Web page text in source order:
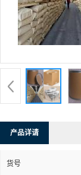
产品详请
货号